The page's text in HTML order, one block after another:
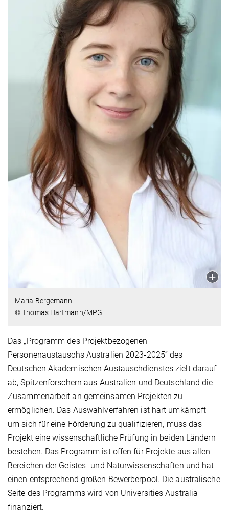
Maria Bergemann
© Thomas Hartmann/MPG
Das „Programm des Projektbezogenen
Personenaustauschs Australien 2023-2025“ des
Deutschen Akademischen Austauschdienstes zielt darauf
ab, Spitzenforschern aus Australien und Deutschland die
Zusammenarbeit an gemeinsamen Projekten zu
ermöglichen. Das Auswahlverfahren ist hart umkämpft –
um sich für eine Förderung zu qualifizieren, muss das
Projekt eine wissenschaftliche Prüfung in beiden Ländern
bestehen. Das Programm ist offen für Projekte aus allen
Bereichen der Geistes- und Naturwissenschaften und hat
einen entsprechend großen Bewerberpool. Die australische
Seite des Programms wird von Universities Australia
finanziert.